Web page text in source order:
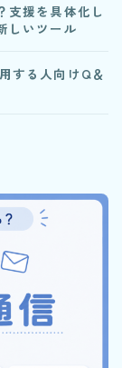
支援を具体化し
しいツール
する人向けQ＆